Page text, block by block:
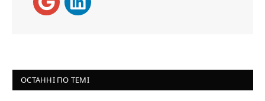
ОСТАННІ ПО ТЕМІ